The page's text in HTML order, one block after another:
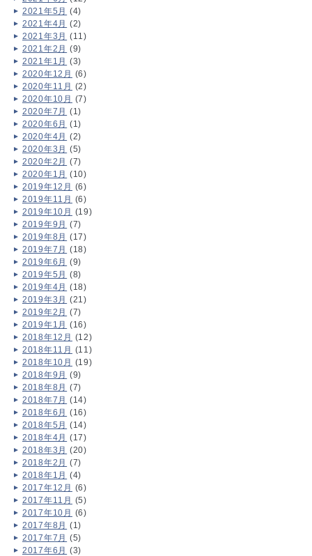
2021年5月 (4)
2021年4月 (2)
2021年3月 (11)
2021年2月 (9)
2021年1月 (3)
2020年12月 (6)
2020年11月 (2)
2020年10月 (7)
2020年7月 (1)
2020年6月 (1)
2020年4月 (2)
2020年3月 (5)
2020年2月 (7)
2020年1月 (10)
2019年12月 (6)
2019年11月 (6)
2019年10月 (19)
2019年9月 (7)
2019年8月 (17)
2019年7月 (18)
2019年6月 (9)
2019年5月 (8)
2019年4月 (18)
2019年3月 (21)
2019年2月 (7)
2019年1月 (16)
2018年12月 (12)
2018年11月 (11)
2018年10月 (19)
2018年9月 (9)
2018年8月 (7)
2018年7月 (14)
2018年6月 (16)
2018年5月 (14)
2018年4月 (17)
2018年3月 (20)
2018年2月 (7)
2018年1月 (4)
2017年12月 (6)
2017年11月 (5)
2017年10月 (6)
2017年8月 (1)
2017年7月 (5)
2017年6月 (3)